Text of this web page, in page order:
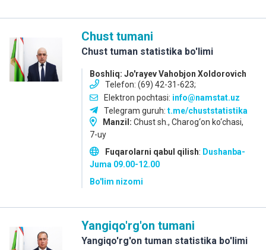
Chust tumani
Chust tuman statistika bo'limi
Boshliq: Jo'rayev Vahobjon Xoldorovich
Telefon: (69) 42-31-623;
Elektron pochtasi: info@namstat.uz
Telegram guruh: t.me/chuststatistika
Manzil: Chust sh., Charog‘on ko‘chаsi,
7-uy
Fuqarolarni qabul qilish: Dushanba-
Juma 09.00-12.00
Bo'lim nizomi
Yangiqo'rg'on tumani
Yangiqo'rg'on tuman statistika bo'limi